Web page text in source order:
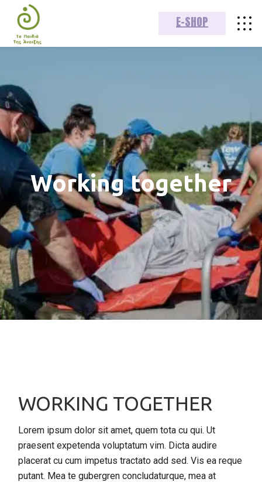
E-SHOP
Working together
WORKING TOGETHER
Lorem ipsum dolor sit amet, quem tota cu qui. Ut
praesent expetenda voluptatum vim. Dicta audire
placerat cu cum impetus tractato add sed. Vis ea reque
putant. Mea te gubergren concludaturque, mea at